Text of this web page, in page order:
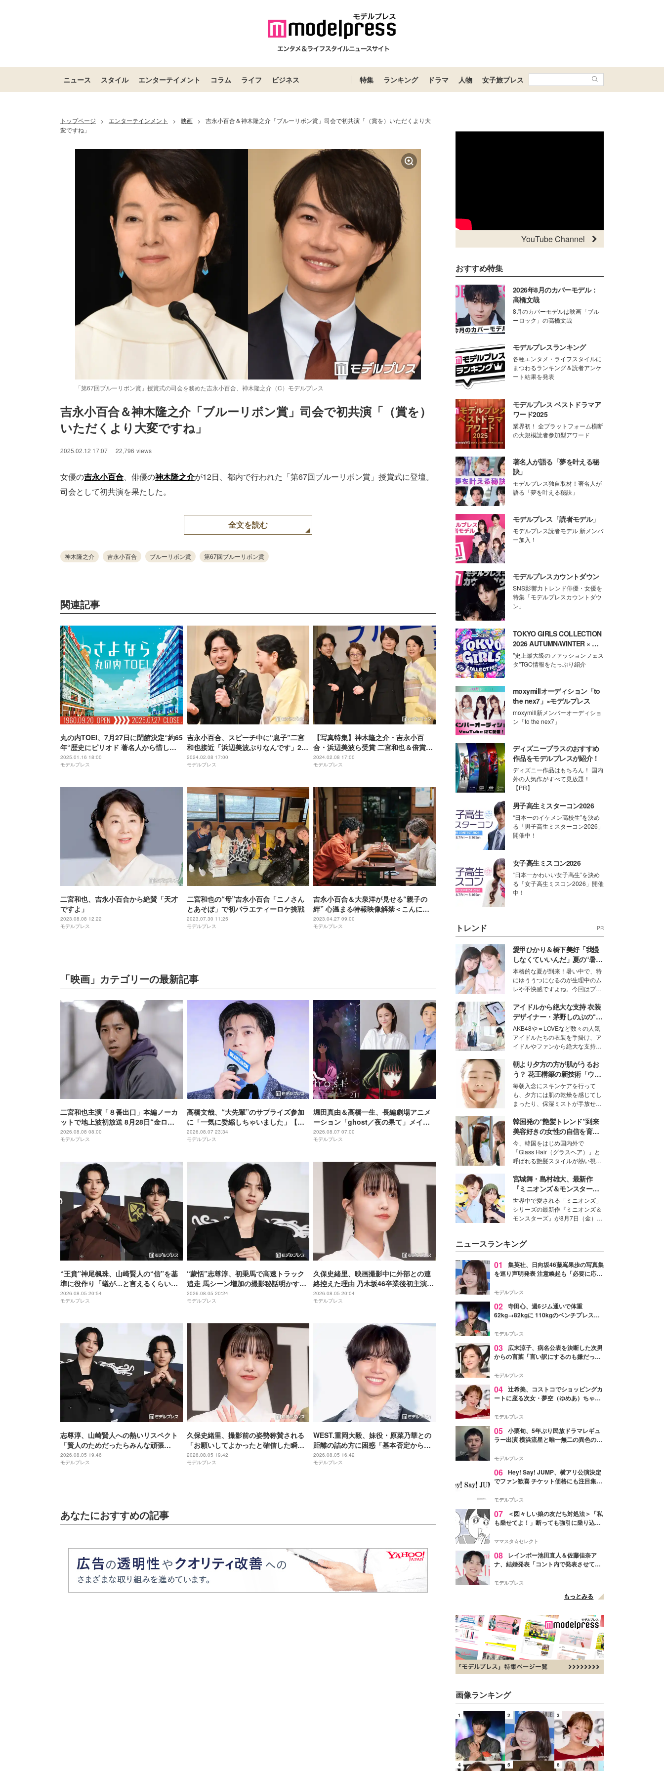
ニュース スタイル エンターテイメント コラム ライフ ビジネス 特集 ランキング ドラマ 人物 女子旅プレス
トップページ > エンターテインメント > 映画 >
吉永小百合＆神木隆之介「ブルーリボン賞」司会で初共演「（賞を）いただくより大
変ですね」
「第67回ブルーリボン賞」授賞式の司会を務めた吉永小百合、神木隆之介（C）モデルプレス
Unmute
吉永小百合＆神木隆之介「ブルーリボン賞」司会で初共演「（賞を）
いただくより大変ですね」
2025.02.12 17:07 22,796 views
女優の吉永小百合、俳優の神木隆之介が12日、都内で行われた「第67回ブルーリボン賞」授賞式に登壇。
司会として初共演を果たした。
全文を読む
神木隆之介 吉永小百合 ブルーリボン賞 第67回ブルーリボン賞
関連記事
丸の内TOEI、7月27日に閉館決定“約65
年“歴史にピリオド 著名人から惜しむ
声も【コメント】
2025.01.16 18:00
モデルプレス
吉永小百合、スピーチ中に“息子”二宮
和也接近「浜辺美波ぶりなんです」23
年ぶり主演女優賞受賞＜第66回ブルー
リボン賞＞
2024.02.08 17:00
モデルプレス
【写真特集】神木隆之介・吉永小百
合・浜辺美波ら受賞 二宮和也＆倍賞千
恵子が司会 4年ぶり開催「第66回ブル
ーリボン賞」授賞式に豪華俳優集結
2024.02.08 17:00
モデルプレス
二宮和也、吉永小百合から絶賛「天才
ですよ」
2023.08.08 12:22
モデルプレス
二宮和也の“母”吉永小百合「ニノさん
とあそぼ」で初バラエティーロケ挑戦
2023.07.30 11:25
モデルプレス
吉永小百合＆大泉洋が見せる“親子の
絆” 心温まる特報映像解禁＜こんにち
は、母さん＞
2023.04.27 09:00
モデルプレス
「映画」カテゴリーの最新記事
二宮和也主演「８番出口」本編ノーカ
ットで地上波初放送 8月28日“金ロ
ー”枠
2026.08.08 08:00
モデルプレス
高橋文哉、“大先輩”のサプライズ参加
に「一気に委縮しちゃいました」【ブ
ルーロック】
2026.08.07 23:34
モデルプレス
堀田真由＆高橋一生、長編劇場アニメ
ーション「ghost／夜の果て」メイン
キャスト声優に決定「子どもの頃に抱
いていた言葉にはできない沢山の感情
2026.08.07 07:00
モデルプレス
“王賁”神尾楓珠、山崎賢人の“信”を基
準に役作り「蟻が…と言えるくらいの
説得力がないと」【キングダム 魂の決
戦】
2026.08.05 20:54
モデルプレス
“蒙恬”志尊淳、初乗馬で高速トラック
追走 馬シーン増加の撮影秘話明かす
【キングダム 魂の決戦】
2026.08.05 20:24
モデルプレス
久保史緒里、映画撮影中に外部との連
絡控えた理由 乃木坂46卒業後初主演で
母親役に【世界は美しいと誰かが言っ
た】
2026.08.05 20:04
モデルプレス
志尊淳、山崎賢人への熱いリスペクト
「賢人のためだったらみんな頑張
る」“信”としての姿を絶賛【キングダ
ム 魂の決戦】
2026.08.05 19:46
モデルプレス
久保史緒里、撮影前の姿勢称賛される
「お願いしてよかったと確信した瞬
間」【世界は美しいと誰かが言った】
2026.08.05 19:42
モデルプレス
WEST.重岡大毅、妹役・原菜乃華との
距離の詰め方に困惑「基本否定から入
る会話をしてしまった」【5秒で完全犯
罪を生成する方法】
2026.08.05 16:42
モデルプレス
あなたにおすすめの記事
YouTube Channel
おすすめ特集
2026年8月のカバーモデル：
高橋文哉
8月のカバーモデルは映画「ブル
ーロック」の高橋文哉
モデルプレスランキング
各種エンタメ・ライフスタイルに
まつわるランキング＆読者アンケ
ート結果を発表
モデルプレス ベストドラマア
ワード2025
業界初！ 全プラットフォーム横断
の大規模読者参加型アワード
著名人が語る「夢を叶える秘
訣」
モデルプレス独自取材！著名人が
語る「夢を叶える秘訣」
モデルプレス「読者モデル」
モデルプレス読者モデル 新メンバ
ー加入！
モデルプレスカウントダウン
SNS影響力トレンド俳優・女優を
特集「モデルプレスカウントダウ
ン」
TOKYO GIRLS COLLECTION
2026 AUTUMN/WINTER × モ
デルプレス
"史上最大級のファッションフェス
タ"TGC情報をたっぷり紹介
moxymillオーディション「to
the nex7」×モデルプレス
moxymill新メンバーオーディショ
ン「to the nex7」
ディズニープラスのおすすめ
作品をモデルプレスが紹介！
ディズニー作品はもちろん！ 国内
外の人気作がすべて見放題！
【PR】
男子高生ミスターコン2026
“日本一のイケメン高校生”を決め
る「男子高生ミスターコン2026」
開催中！
女子高生ミスコン2026
“日本一かわいい女子高生”を決め
る「女子高生ミスコン2026」開催
中！
トレンド PR
愛甲ひかり＆橋下美好「我慢
しなくていいんだ」夏の“暑さ
対策”の新しい選択肢とは？
本格的な夏が到来！暑い中で、特
にゆううつになるのが生理中のム
レや不快感ですよね。今回はプラ
モデル・愛甲ひかりさんと橋下美
好さんを迎えて本音で女子会トー
ク。猛暑のお出かけを快適に過ご
すヒントや、2人が感動した夏の
生理の新常識にも迫りました。
アイドルから絶大な支持 衣装
デザイナー・茅野しのぶの“可
愛い”を作る美学＜「シチズン
クロスシー」インタビュー＞
AKB48や＝LOVEなど数々の人気
アイドルたちの衣装を手掛け、ア
イドルやファンから絶大な支持を
取締役兼クリエイティブディレク
ター・茅野しのぶ。一人ひとりの
個性に寄り添い、魅力を引き出す
衣装作りは、多くの女性たちに勇
気と自信を与え続けている。
朝より夕方の方が肌がうるお
う？ 花王構築の新技術「ウォ
ーターキャプチャリングスキ
ン（捕水肌）」がスキンケア
の常識を変える予感
毎朝入念にスキンケアを行って
も、夕方には肌の乾燥を感じてし
まったり、保湿ミストが手放せな
な美容の常識を大きく変える可能
性を秘めた、革新的な「Water
Capturing Skin（ウォーターキャ
プチャリングスキン：捕水肌）」
技術を、花王が構築した。
韓国発の“艶髪トレンド”到来
美容好きの女性の自信を育む
「ヘアケア事情」って？
今、韓国をはじめ国内外で
「Glass Hair（グラスヘア）」と
呼ばれる艶髪スタイルが熱い視線
ションの完成度を高めるベースと
して、“髪そのものの美しさ”に改
めて注目する人が増えている様
子。今回は、そんな憧れの艶やか
な髪を日常で叶える、美容好きの
女性たちのヘアケア事情を紹介し
宮城舞・島村雄大、最新作
『ミニオンズ＆モンスター
ズ』の魅力熱弁 ハチャメチャ
だけじゃない“友情と絆”に感
動
世界中で愛される「ミニオンズ」
シリーズの最新作『ミニオンズ＆
モンスターズ』が8月7日（金）に
デルの宮城舞と島村雄大の特別対
談をお届け！それぞれの視点か
ら、今作ならではの魅力や予想外
の感動をもたらす奥深いストーリ
た。
ニュースランキング
01
集英社、日向坂46藤嶌果歩の写真集
を巡り声明発表 注意喚起も「必要に応じ
モデルプレス
02 寺田心、週6ジム通いで体重
62kg→82kgに 110kgのベンチプレス持
「かっこいい」と反響
モデルプレス
03
広末涼子、病名公表を決断した次男
からの言葉「言い訳にするのも嫌だっ
モデルプレス
04 辻希美、コストコでショッピングカ
ートに座る次女・夢空（ゆめあ）ちゃん
ぎ」「成長を感じる」の声
モデルプレス
05 小栗旬、5年ぶり民放ドラマレギュ
ラー出演 横浜流星と唯一無二の異色のバ
モデルプレス
06 Hey! Say! JUMP、横アリ公演決定
でファン歓喜 チケット価格にも注目集ま
モデルプレス
07
＜図々しい娘の友だち対処法＞「私
も乗せてよ！」断っても強引に乗り込ん
ママスタ☆セレクト
08
レインボー池田直人＆佐藤佳奈ア
ナ、結婚発表「コント内で発表させてい
点変更のため
モデルプレス
もっとみる
画像ランキング
1 2 3
4 5 6